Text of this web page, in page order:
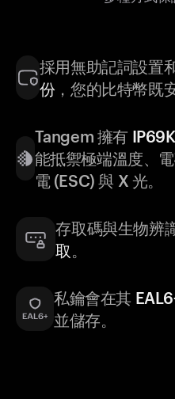
採用無助記詞設置
份，您的比特幣既
Tangem 擁有
能抵禦極端溫度、
電 (ESC) 與 X 光。
存取碼與生物辨
取 。
私鑰會在其
並儲存。